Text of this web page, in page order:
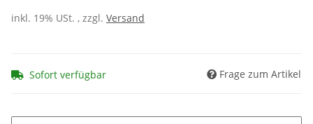
inkl. 19% USt. , zzgl. Versand
Sofort verfügbar Frage zum Artikel